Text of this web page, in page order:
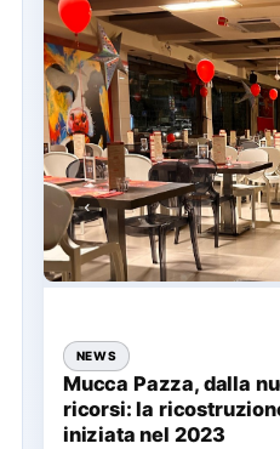
NEWS
Mucca Pazza, dalla
ricorsi: la
iniziata nel 2023